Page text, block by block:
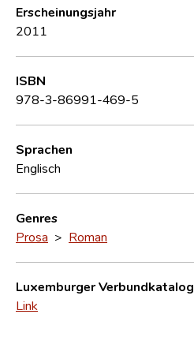
Erscheinungsjahr
2011
ISBN
978-3-86991-469-5
Sprachen
Englisch
Genres
Prosa > Roman
Luxemburger Verbundkatalog
Link